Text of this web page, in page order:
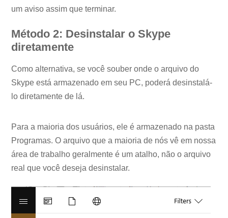
um aviso assim que terminar.
Método 2: Desinstalar o Skype
diretamente
Como alternativa, se você souber onde o arquivo do
Skype está armazenado em seu PC, poderá desinstalá-
lo diretamente de lá.
Para a maioria dos usuários, ele é armazenado na pasta
Programas. O arquivo que a maioria de nós vê em nossa
área de trabalho geralmente é um atalho, não o arquivo
real que você deseja desinstalar.